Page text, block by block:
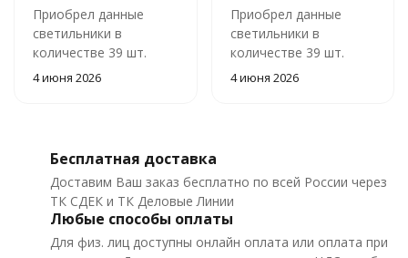
Приобрел данные
светильники в
количестве 39 шт.
Вставляются они
невозможно.
Установочное кольцо
от установочного
стакана не оторвать!!!
Устанавливали по
4 июня 2026
Приобрел данные
светильники в
количестве 39 шт.
Вставляются они
Установочное кольцо
от установочного
стакана не оторвать!!!
Устанавливали по
4 июня 2026
Бесплатная доставка
Доставим Ваш заказ бесплатно по всей России через
ТК СДЕК и ТК Деловые Линии
Любые способы оплаты
Для физ. лиц доступны онлайн оплата или оплата при